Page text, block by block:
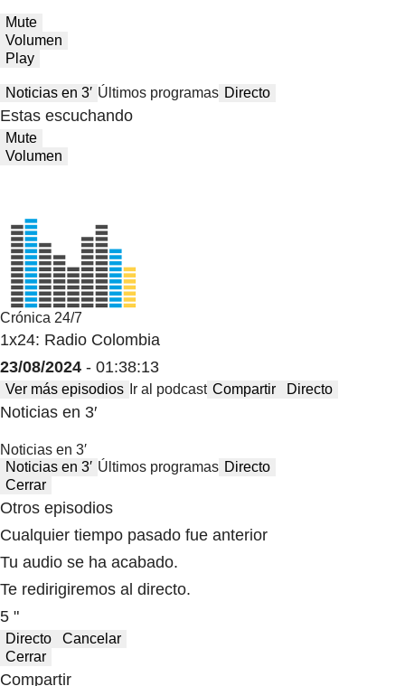
Mute
Volumen
Play
Noticias en 3′ Últimos programas Directo
Estas escuchando
Mute
Volumen
Crónica 24/7
1x24: Radio Colombia
23/08/2024 - 01:38:13
Ver más episodios Ir al podcast Compartir Directo
Noticias en 3′
Noticias en 3′
Noticias en 3′ Últimos programas Directo
Cerrar
Otros episodios
Cualquier tiempo pasado fue anterior
Tu audio se ha acabado.
Te redirigiremos al directo.
5 "
Directo
Cancelar
Cerrar
Compartir